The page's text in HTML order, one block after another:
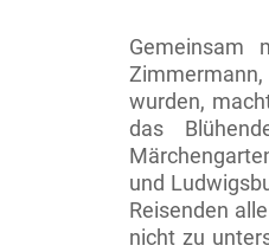
Gemeinsam
wurden,
das
und
Reisenden
nicht zu